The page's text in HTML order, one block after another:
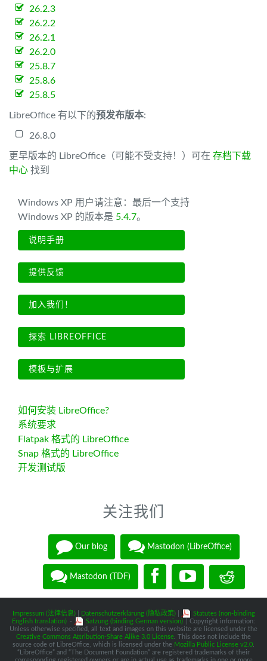
26.2.3
26.2.2
26.2.1
26.2.0
25.8.7
25.8.6
25.8.5
LibreOffice 有以下的预发布版本:
26.8.0
更早版本的 LibreOffice（可能不受支持！）可在 存档下载
中心 找到
Windows XP 用户请注意：最后一个支持
Windows XP 的版本是 5.4.7。
说明手册
提供反馈
加入我们！
探索 LIBREOFFICE
模板与扩展
如何安装 LibreOffice?
系统要求
Flatpak 格式的 LibreOffice
Snap 格式的 LibreOffice
开发测试版
关注我们
Our blog Mastodon (LibreOffice)
Mastodon (TDF)
Impressum (法律信息)| Datenschutzerklärung (隐私政策)|
Statutes (non-binding
English translation) - Satzung (binding German version)
| Copyright information:
Unless otherwise specified, all text and images on this website are licensed under the
Creative Commons Attribution-Share Alike 3.0 License . This does not include the
source code of LibreOffice, which is licensed under the Mozilla Public License v2.0
“LibreOffice” and “The Document Foundation” are registered trademarks of their